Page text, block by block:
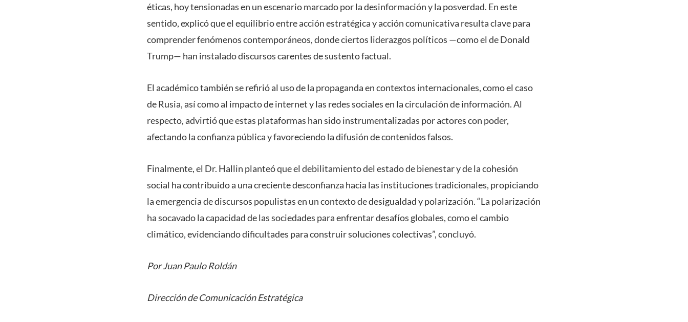
éticas, hoy tensionadas en un escenario marcado por la desinformación y la posverdad. En este
sentido, explicó que el equilibrio entre acción estratégica y acción comunicativa resulta clave para
comprender fenómenos contemporáneos, donde ciertos liderazgos políticos —como el de Donald
Trump— han instalado discursos carentes de sustento factual.
El académico también se refirió al uso de la propaganda en contextos internacionales, como el caso
de Rusia, así como al impacto de internet y las redes sociales en la circulación de información. Al
respecto, advirtió que estas plataformas han sido instrumentalizadas por actores con poder,
afectando la confianza pública y favoreciendo la difusión de contenidos falsos.
Finalmente, el Dr. Hallin planteó que el debilitamiento del estado de bienestar y de la cohesión
social ha contribuido a una creciente desconfianza hacia las instituciones tradicionales, propiciando
la emergencia de discursos populistas en un contexto de desigualdad y polarización. “La polarización
ha socavado la capacidad de las sociedades para enfrentar desafíos globales, como el cambio
climático, evidenciando dificultades para construir soluciones colectivas”, concluyó.
Por Juan Paulo Roldán
Dirección de Comunicación Estratégica